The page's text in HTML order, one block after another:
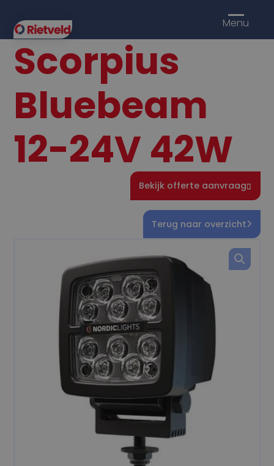
Menu
Scorpius
Bluebeam
12-24V 42W
Bekijk offerte aanvraag
Terug naar overzicht